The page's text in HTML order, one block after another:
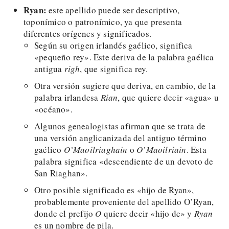
Ryan: este apellido puede ser descriptivo,
toponímico o patronímico, ya que presenta
diferentes orígenes y significados.
Según su origen irlandés gaélico, significa
«pequeño rey». Este deriva de la palabra gaélica
antigua righ, que significa rey.
Otra versión sugiere que deriva, en cambio, de la
palabra irlandesa Rian, que quiere decir «agua» u
«océano».
Algunos genealogistas afirman que se trata de
una versión anglicanizada del antiguo término
gaélico O’Maoilriaghain o O’Maoilriain. Esta
palabra significa «descendiente de un devoto de
San Riaghan».
Otro posible significado es «hijo de Ryan»,
probablemente proveniente del apellido O’Ryan,
donde el prefijo O quiere decir «hijo de» y Ryan
es un nombre de pila.